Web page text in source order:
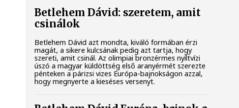
Betlehem Dávid: szeretem, amit
csinálok
Betlehem Dávid azt mondta, kiváló formában érzi
magát, a sikere kulcsának pedig azt tartja, hogy
szereti, amit csinál. Az olimpiai bronzérmes nyíltvízi
úszó a magyar küldöttség első aranyérmét szerezte
pénteken a párizsi vizes Európa-bajnokságon azzal,
hogy megnyerte a kieséses versenyt.